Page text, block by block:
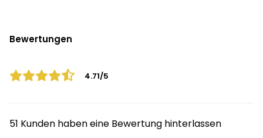
Bewertungen
4.71/5
51 Kunden haben eine Bewertung hinterlassen